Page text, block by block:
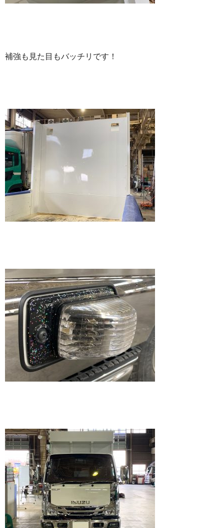
補強も見た目もバッチリです！